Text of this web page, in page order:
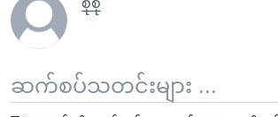
ဆက်စပ်သတင်းများ ...